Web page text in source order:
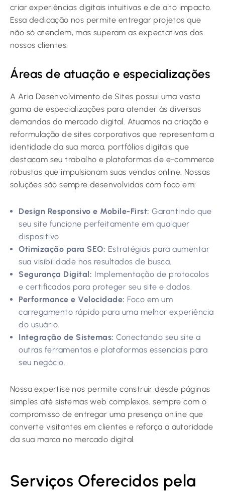
criar experiências digitais intuitivas e de alto impacto.
Essa dedicação nos permite entregar projetos que
não só atendem, mas superam as expectativas dos
nossos clientes.
Áreas de atuação e especializações
A Aria Desenvolvimento de Sites possui uma vasta
gama de especializações para atender às diversas
demandas do mercado digital. Atuamos na criação e
reformulação de sites corporativos que representam a
identidade da sua marca, portfólios digitais que
destacam seu trabalho e plataformas de e-commerce
robustas que impulsionam suas vendas online. Nossas
soluções são sempre desenvolvidas com foco em:
Design Responsivo e Mobile-First: Garantindo que
seu site funcione perfeitamente em qualquer
dispositivo.
Otimização para SEO: Estratégias para aumentar
sua visibilidade nos resultados de busca.
Segurança Digital: Implementação de protocolos
e certificados para proteger seu site e dados.
Performance e Velocidade: Foco em um
carregamento rápido para uma melhor experiência
do usuário.
Integração de Sistemas: Conectando seu site a
outras ferramentas e plataformas essenciais para
seu negócio.
Nossa expertise nos permite construir desde páginas
simples até sistemas web complexos, sempre com o
compromisso de entregar uma presença online que
converte visitantes em clientes e reforça a autoridade
da sua marca no mercado digital.
Serviços Oferecidos pela